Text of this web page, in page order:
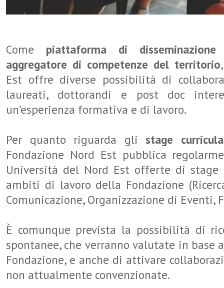
Come piattaforma di
aggregatore di competenze del territorio
Est offre diverse possibilità di
laureati, dottorandi e post doc
un’esperienza formativa e di lavoro.
Per quanto riguarda gli stage
Fondazione Nord Est pubblica
Università del Nord Est offerte di
ambiti di lavoro della Fondazione
Comunicazione, Organizzazione di Eventi,
È comunque prevista la possibilità di
spontanee, che verranno valutate in base
Fondazione, e anche di attivare
non attualmente convenzionate.